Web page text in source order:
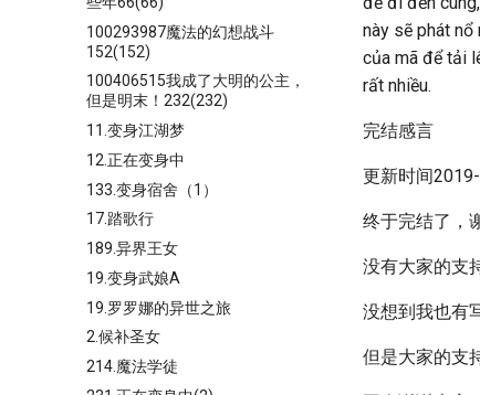
100293987魔法的幻想战斗
152(152)
100406515我成了大明的公主，
但是明末！232(232)
11.变身江湖梦
12.正在变身中
133.变身宿舍（1）
17.踏歌行
189.异界王女
19.变身武娘A
19.罗罗娜的异世之旅
2.候补圣女
214.魔法学徒
này sẽ phát
của mã để tải
rất nhiều.
完结感言
更新时间
终于完结了，
没有大家的支
没想到我也有
但是大家的支